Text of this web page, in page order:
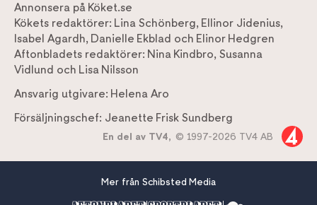
Annonsera på Köket.se
Kökets redaktörer: Lina Schönberg, Ellinor Jidenius,
Isabel Agardh, Danielle Ekblad och Elinor Hedgren
Aftonbladets redaktörer: Nina Kindbro, Susanna
Vidlund och Lisa Nilsson
Ansvarig utgivare: Helena Aro
Försäljningschef: Jeanette Frisk Sundberg
En del av TV4, © 1997-2026 TV4 AB
Mer från Schibsted Media